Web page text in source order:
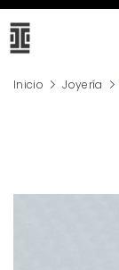
Inicio Joyería